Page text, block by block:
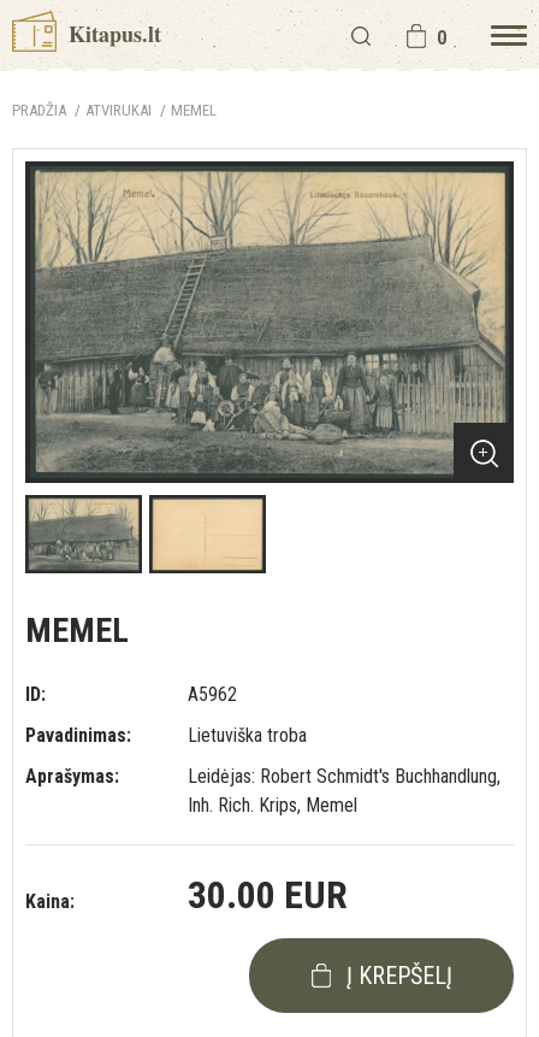
Kitapus.lt 0
PRADŽIA ATVIRUKAI MEMEL
MEMEL
ID:
A5962
Pavadinimas:
Lietuviška troba
Aprašymas:
Leidėjas: Robert Schmidt's Buchhandlung,
Inh. Rich. Krips, Memel
Kaina: 30.00 EUR
Į KREPŠELĮ